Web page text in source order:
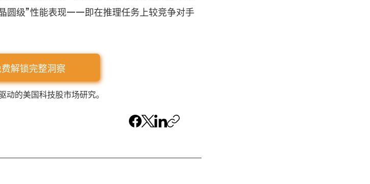
圆级”性能表现——即在推理任务上较竞争对手
费解锁完整洞察
动的美国科技股市场研究。